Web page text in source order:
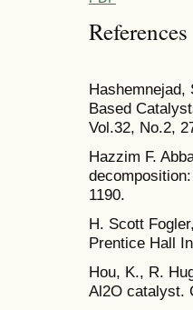
References
Based
Vol.32, No.2,
Hazzim F.
1190.
H. Scott
Prentice Hall
Hou, K., R.
Al2O catalyst.